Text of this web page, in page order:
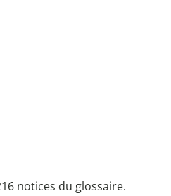
notices du glossaire.